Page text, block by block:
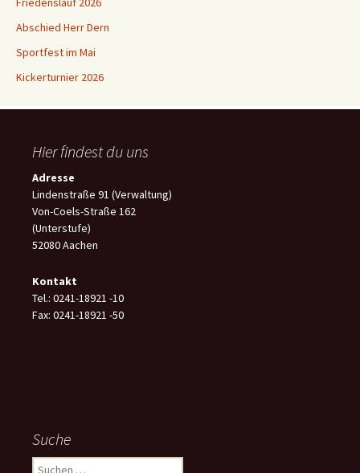
Abschied Herr Dern
Sportfest im Mai
Kickerturnier 2026
Hier findest du uns
Adresse
Lindenstraße 91 (Verwaltung)
Von-Coels-Straße 162
(Unterstufe)
52080 Aachen
Kontakt
Tel.: 0241-18921 -10
Fax: 0241-18921 -50
Suche
Suchen